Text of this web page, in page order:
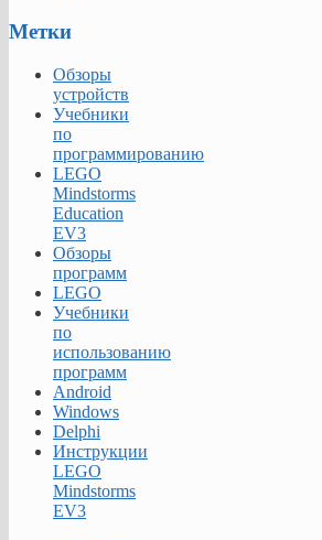
Метки
Обзоры
устройств
Учебники
по
программированию
LEGO
Mindstorms
Education
EV3
Обзоры
программ
LEGO
Учебники
по
использованию
программ
Android
Windows
Delphi
Инструкции
LEGO
Mindstorms
EV3